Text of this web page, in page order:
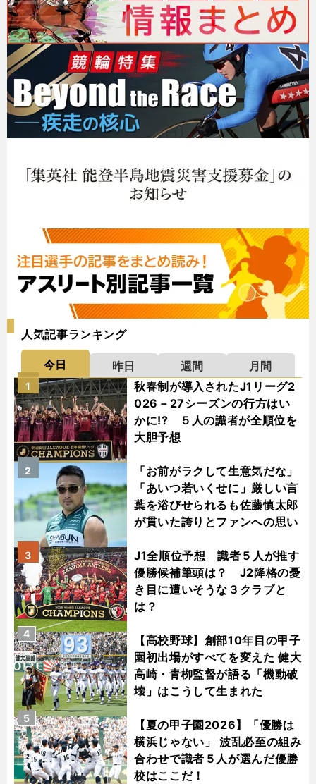
人気記事ランキング
今日 昨日 週間
月間
秋春制が導入されたJ1リーグ2
026－27シーズンの行方はい
かに!? ５人の識者が全順位を
大胆予想
1
「お前がラクして生意気だな」
「あいつ若いくせに」厳しい言
葉を浴びせられるも佐藤慎太郎
が貫いた誇りとファンへの思い
2
J1全順位予想 識者５人が推す
優勝候補筆頭は？ J2降格の憂
き目に遭いそうな３クラブと
は？
3
【高校野球】創部10年目の甲子
園初出場がすべてを変えた 健大
高崎・青栁監督が語る「機動破
壊」はこうして生まれた
4
【夏の甲子園2026】「優勝は
横浜じゃない」 波乱必至の組み
合わせで識者５人が選んだ優勝
校はここだ！
5